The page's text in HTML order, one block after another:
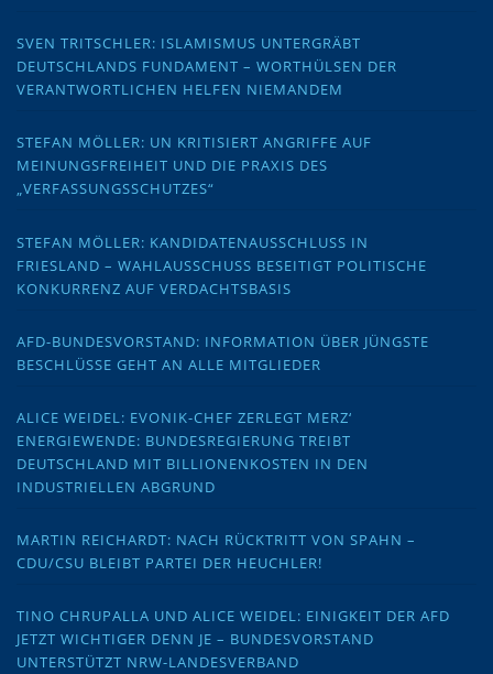
SVEN TRITSCHLER: ISLAMISMUS UNTERGRÄBT
DEUTSCHLANDS FUNDAMENT – WORTHÜLSEN DER
VERANTWORTLICHEN HELFEN NIEMANDEM
STEFAN MÖLLER: UN KRITISIERT ANGRIFFE AUF
MEINUNGSFREIHEIT UND DIE PRAXIS DES
„VERFASSUNGSSCHUTZES“
STEFAN MÖLLER: KANDIDATENAUSSCHLUSS IN
FRIESLAND – WAHLAUSSCHUSS BESEITIGT POLITISCHE
KONKURRENZ AUF VERDACHTSBASIS
AFD-BUNDESVORSTAND: INFORMATION ÜBER JÜNGSTE
BESCHLÜSSE GEHT AN ALLE MITGLIEDER
ALICE WEIDEL: EVONIK-CHEF ZERLEGT MERZ‘
ENERGIEWENDE: BUNDESREGIERUNG TREIBT
DEUTSCHLAND MIT BILLIONENKOSTEN IN DEN
INDUSTRIELLEN ABGRUND
MARTIN REICHARDT: NACH RÜCKTRITT VON SPAHN –
CDU/CSU BLEIBT PARTEI DER HEUCHLER!
TINO CHRUPALLA UND ALICE WEIDEL: EINIGKEIT DER AFD
JETZT WICHTIGER DENN JE – BUNDESVORSTAND
UNTERSTÜTZT NRW-LANDESVERBAND